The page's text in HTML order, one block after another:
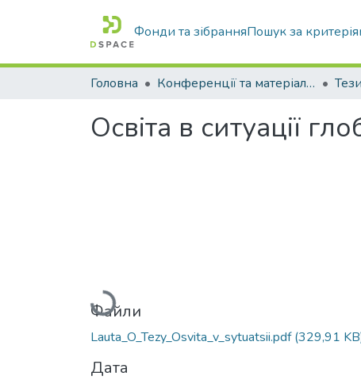
Фонди та зібранняПошук за
Головна Конференції та матеріали конференцій
Освіта в ситуації
Вантажиться...
Файли
Lauta_O_Tezy_Osvita_v_sytuatsii.pdf(329,91
Дата